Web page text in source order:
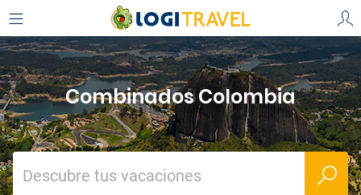
Combinados Colombia
Descubre tus vacaciones